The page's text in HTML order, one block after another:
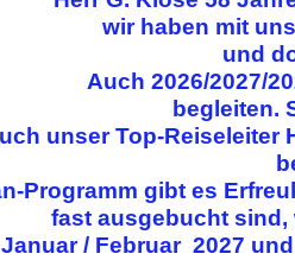
wir haben mit
und
Auch 2026/2027/
begleiten.
unser Top-Reiseleiter
Programm gibt es
fast ausgebucht sind,
/ Februar 2027